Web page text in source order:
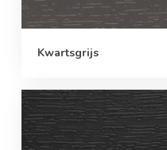
Kwartsgrijs